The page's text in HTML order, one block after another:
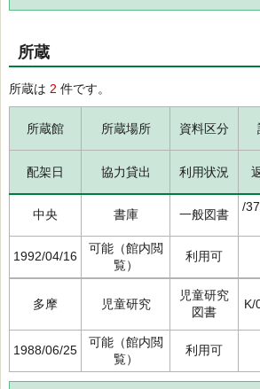
所蔵
所蔵は 2 件です。
所蔵館 所蔵場所 資料区分
配架日 協力貸出 利用状況
中央 書庫 一般図書
/
1992/04/16
可能（館内閲
覧）
利用可
多摩 児童研究
児童研究
図書
K/
1988/06/25
可能（館内閲
覧）
利用可